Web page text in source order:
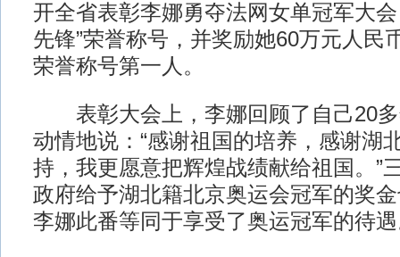
开全省表彰李娜勇夺法网女单冠军大
先锋”荣誉称号，并奖励她60万元人民
荣誉称号第一人。
表彰大会上，李娜回顾了自己20多
动情地说：“感谢祖国的培养，感谢湖
持，我更愿意把辉煌战绩献给祖国。”
政府给予湖北籍北京奥运会冠军的奖
李娜此番等同于享受了奥运冠军的待